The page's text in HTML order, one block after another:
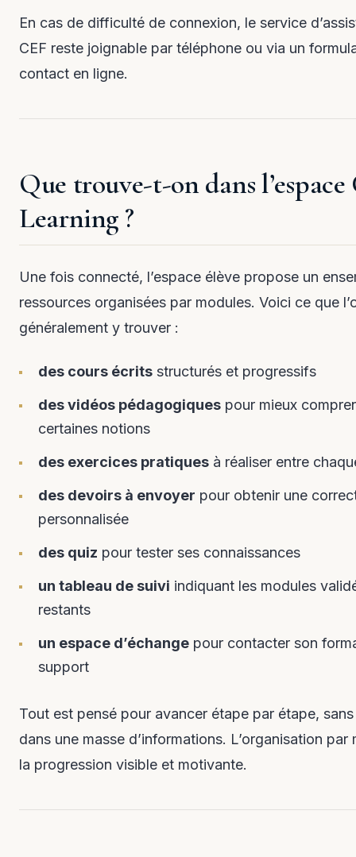
En cas de difficulté de connexion, le service
CEF reste joignable par téléphone ou via un
contact en ligne.
Que trouve-t-on dans l’espace
Learning ?
Une fois connecté, l’espace élève propose un
ressources organisées par modules. Voici ce que
généralement y trouver :
des cours écrits structurés et progressifs
des vidéos pédagogiques pour mieux
certaines notions
des exercices pratiques à réaliser entre
des devoirs à envoyer pour obtenir une
personnalisée
des quiz pour tester ses connaissances
un tableau de suivi indiquant les modules
restants
un espace d’échange pour contacter son
support
Tout est pensé pour avancer étape par étape,
dans une masse d’informations. L’organisation par
la progression visible et motivante.